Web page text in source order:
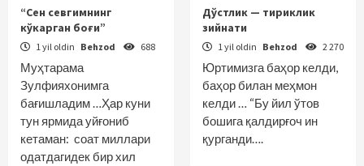
“Сен севгимнинг
кўкарган боғи”
1 yil oldin Behzod 688
Муҳтарама
Зулфияхонимга
бағишладим …Ҳар куни
тун ярмида уйғониб
кетаман: соат миллари
одатдагидек бир хил
Дўстлик — тириклик
зийнати
1 yil oldin Behzod 2 270
Юртимизга баҳор келди,
баҳор билан меҳмон
келди … “Бу йил ўтов
бошига қалдирғоч ин
қурганди….